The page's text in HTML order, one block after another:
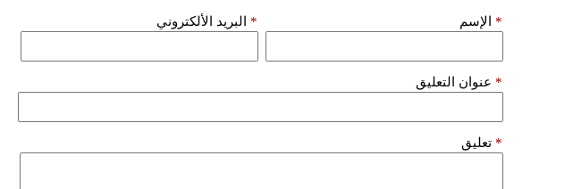
الإسم * البريد الألكتروني *
عنوان التعليق *
تعليق *